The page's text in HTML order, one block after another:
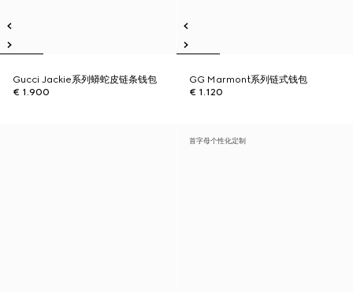
Gucci Jackie系列蟒蛇皮链条钱包
€ 1.900
GG Marmont系列链式钱包
€ 1.120
首字母个性化定制